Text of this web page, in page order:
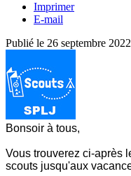
Imprimer
E-mail
Publié le 26 septembre 2022
Bonsoir à tous,
Vous trouverez ci-après
scouts jusqu'aux